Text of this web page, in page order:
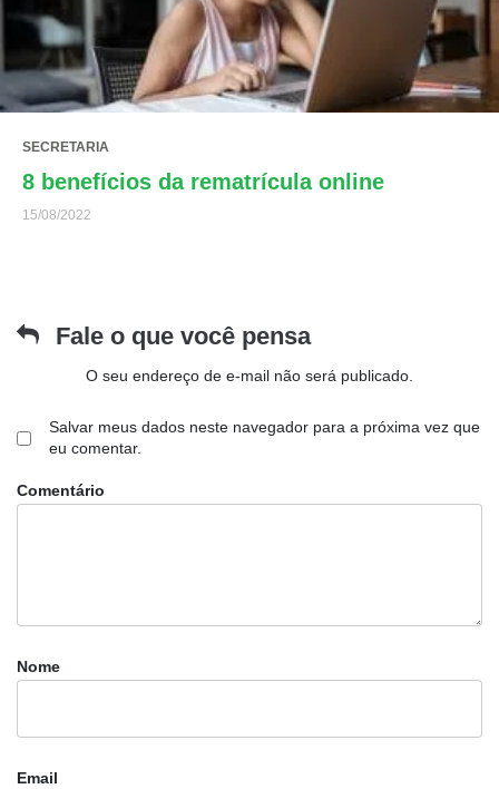
SECRETARIA
8 benefícios da rematrícula online
15/08/2022
Fale o que você pensa
O seu endereço de e-mail não será publicado.
Nome
Email
Salvar meus dados neste navegador para a próxima vez que
eu comentar.
Comentário